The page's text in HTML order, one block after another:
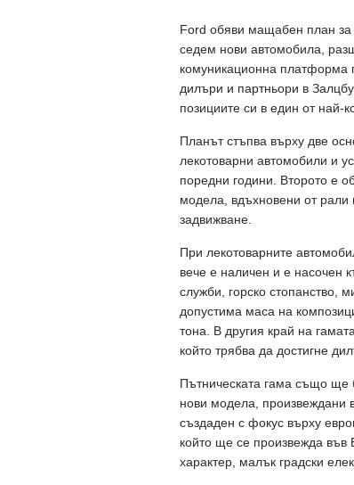
Ford обяви мащабен план за
седем нови автомобила,
комуникационна платформа
дилъри и партньори в
позициите си в един от най-
Планът стъпва върху две
лекотоварни автомобили и
поредни години. Второто е
модела, вдъхновени от рали
задвижване.
При лекотоварните
вече е наличен и е насочен
служби, горско стопанство,
допустима маса на
тона. В другия край на
който трябва да достигне
Пътническата гама също ще
нови модела, произвеждани
създаден с фокус върху
който ще се произвежда във
характер, малък градски